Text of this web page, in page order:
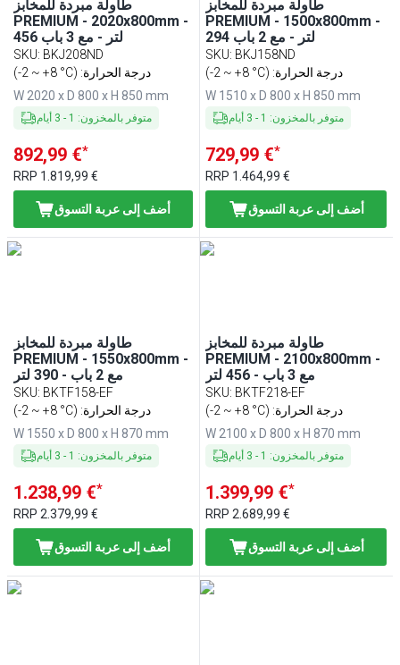
طاولة مبردة للمخابز
PREMIUM - 2020x800mm -
456 لتر - مع 3 باب
SKU: BKJ208ND
(-2 ~ +8 °C) :درجة الحرارة
W 2020 x D 800 x H 850 mm
متوفر بالمخزون:
1
-
3 أيام
892,99 €*
RRP 1.819,99 €
أضف إلى عربة التسوق
طاولة مبردة للمخابز
PREMIUM - 1500x800mm -
294 لتر - مع 2 باب
SKU: BKJ158ND
(-2 ~ +8 °C) :درجة الحرارة
W 1510 x D 800 x H 850 mm
متوفر بالمخزون:
1
-
3 أيام
729,99 €*
RRP 1.464,99 €
أضف إلى عربة التسوق
طاولة مبردة للمخابز
PREMIUM - 1550x800mm -
مع 2 باب - 390 لتر
SKU: BKTF158-EF
(-2 ~ +8 °C) :درجة الحرارة
W 1550 x D 800 x H 870 mm
متوفر بالمخزون:
1
-
3 أيام
1.238,99 €*
RRP 2.379,99 €
أضف إلى عربة التسوق
طاولة مبردة للمخابز
PREMIUM - 2100x800mm -
مع 3 باب - 456 لتر
SKU: BKTF218-EF
(-2 ~ +8 °C) :درجة الحرارة
W 2100 x D 800 x H 870 mm
متوفر بالمخزون:
1
-
3 أيام
1.399,99 €*
RRP2.689,99 €
أضف إلى عربة التسوق